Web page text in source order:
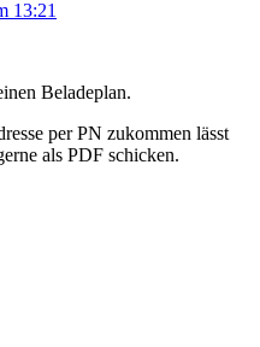
13:21
Beladeplan.
per PN zukommen lässt
als PDF schicken.